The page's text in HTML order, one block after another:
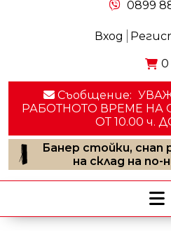
0899
Вход
0
Съобщение:
РАБОТНОТО ВРЕМЕ НА
ОТ 10.00 ч.
Банер стойки, снап
на склад на по-